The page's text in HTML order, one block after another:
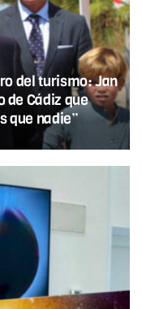
del turismo: Jan
de Cádiz que
que nadie”